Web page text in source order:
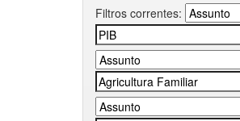
Filtros correntes: